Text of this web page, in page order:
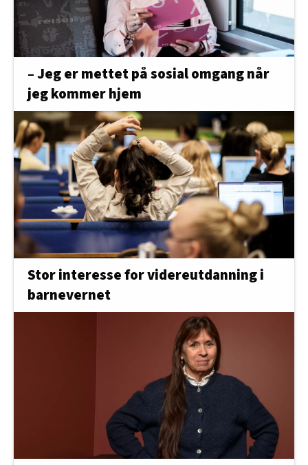
– Jeg er mettet på sosial omgang når
jeg kommer hjem
Stor interesse for videreutdanning i
barnevernet